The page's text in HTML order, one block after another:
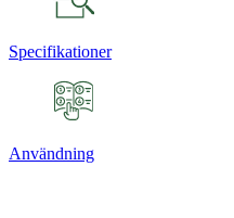
Specifikationer
Användning